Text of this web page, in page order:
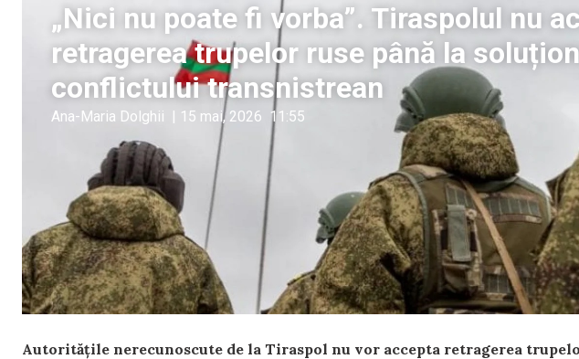
„Nici nu poate fi vorba”. Tiraspolul nu
retragerea trupelor ruse până la
conflictului transnistrean
Ana-Maria Dolghii | 15 mai, 2026 11:55
Autoritățile nerecunoscute de la Tiraspol nu vor accepta retragerea